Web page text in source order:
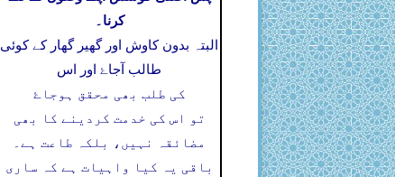
کرنا۔
البتہ بدون کاوش اور گھیر گھار کے کوئی
طالب آجاۓ اور اس
کی طلب بھی محقق ہوجاۓ
تو اس کی خدمت کردینے کا بھی
مضائقہ نہیں، بلکہ طاعت ہے۔
باقی یہ کیا واہیات ہے کہ ساری